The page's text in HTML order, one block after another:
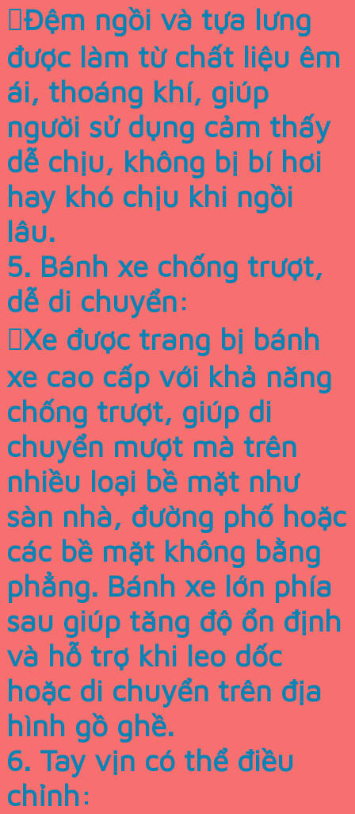
Đệm ngồi và tựa lưng
được làm từ chất liệu êm
ái, thoáng khí, giúp
người sử dụng cảm thấy
dễ chịu, không bị bí hơi
hay khó chịu khi ngồi
lâu.
5. Bánh xe chống trượt,
dễ di chuyển:
Xe được trang bị bánh
xe cao cấp với khả năng
chống trượt, giúp di
chuyển mượt mà trên
nhiều loại bề mặt như
sàn nhà, đường phố hoặc
các bề mặt không bằng
phẳng. Bánh xe lớn phía
sau giúp tăng độ ổn định
và hỗ trợ khi leo dốc
hoặc di chuyển trên địa
hình gồ ghề.
6. Tay vịn có thể điều
chỉnh: